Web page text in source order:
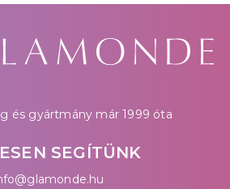
és gyártmány már 1999 óta
SEGÍTÜNK